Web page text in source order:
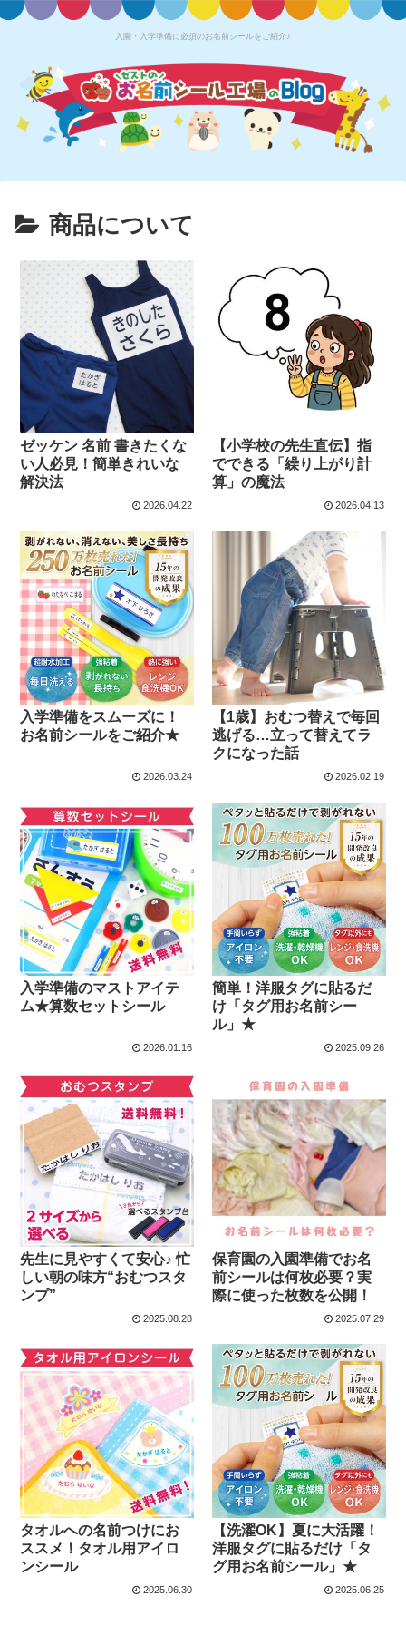
入園・入学準備に必須のお名前シールをご紹介♪
商品について
ゼッケン 名前 書きたくな
い人必見！簡単きれいな
解決法
2026.04.22
【小学校の先生直伝】指
でできる「繰り上がり計
算」の魔法
2026.04.13
入学準備をスムーズに！
お名前シールをご紹介★
2026.03.24
【1歳】おむつ替えで毎回
逃げる…立って替えてラ
クになった話
2026.02.19
入学準備のマストアイテ
ム★算数セットシール
2026.01.16
簡単！洋服タグに貼るだ
け「タグ用お名前シー
ル」★
2025.09.26
先生に見やすくて安心♪ 忙
しい朝の味方“おむつスタ
ンプ”
2025.08.28
保育園の入園準備でお名
前シールは何枚必要？実
際に使った枚数を公開！
2025.07.29
タオルへの名前つけにお
ススメ！タオル用アイロ
ンシール
2025.06.30
【洗濯OK】夏に大活躍！
洋服タグに貼るだけ「タ
グ用お名前シール」★
2025.06.25